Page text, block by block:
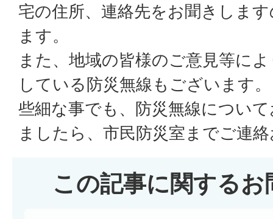
宅の住所、連絡先をお聞きしま
ます。
また、地域の皆様のご意見等に
している防災無線もございます。
些細な事でも、防災無線につい
ましたら、市民防災室までご連
この記事に関する